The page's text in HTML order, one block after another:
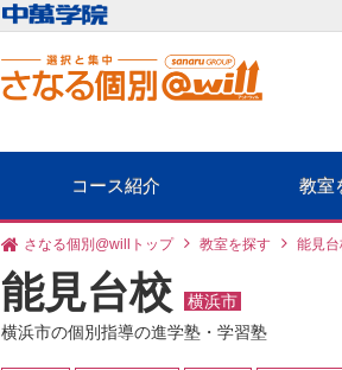
コース紹介 教室
さなる個別@willトップ 教室を探す 能見
能見台校
横浜市
横浜市の個別指導の進学塾・学習塾